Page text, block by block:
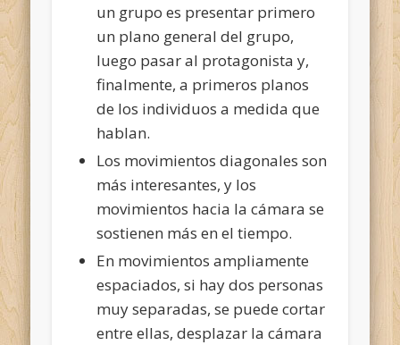
un grupo es presentar primero
un plano general del grupo,
luego pasar al protagonista y,
finalmente, a primeros planos
de los individuos a medida que
hablan.
Los movimientos diagonales son
más interesantes, y los
movimientos hacia la cámara se
sostienen más en el tiempo.
En movimientos ampliamente
espaciados, si hay dos personas
muy separadas, se puede cortar
entre ellas, desplazar la cámara